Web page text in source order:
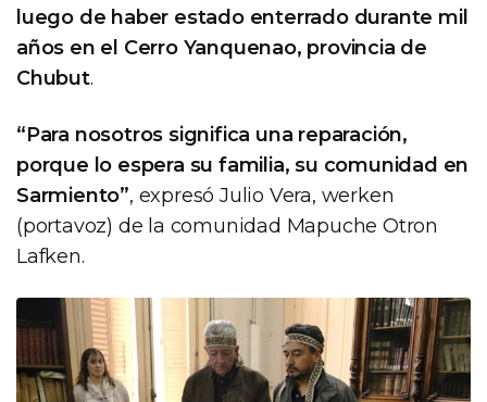
luego de haber estado enterrado durante mil
años en el Cerro Yanquenao, provincia de
Chubut.
“Para nosotros significa una reparación,
porque lo espera su familia, su comunidad en
Sarmiento”, expresó Julio Vera, werken
(portavoz) de la comunidad Mapuche Otron
Lafken.